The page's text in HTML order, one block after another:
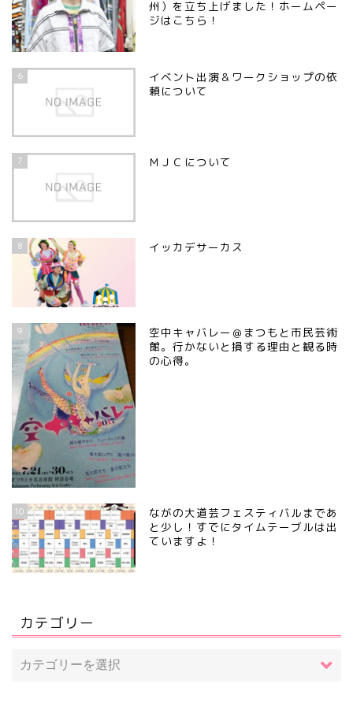
州）を立ち上げました！ホームペー
ジはこちら！
6
イベント出演＆ワークショップの依
頼について
7 ＭＪＣについて
8 イッカデサーカス
9
空中キャバレー＠まつもと市民芸術
館。行かないと損する理由と観る時
の心得。
10
ながの大道芸フェスティバルまであ
と少し！すでにタイムテーブルは出
ていますよ！
カテゴリー